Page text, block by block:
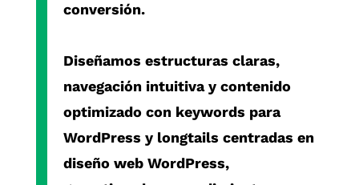
conversión.
Diseñamos estructuras claras,
navegación intuitiva y contenido
optimizado con keywords para
WordPress y longtails centradas en
diseño web WordPress,